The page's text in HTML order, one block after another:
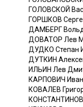
ГОЛОВСКОЙ
ГОРШКОВ
ДАМБЕРГ
ДОВАТОР Лев
ДУДКО Степан
ДУТКИН
ИЛЬИН Лев
КАРПОВИЧ
КОВАЛЕВ
КОНСТАНТИНОВ